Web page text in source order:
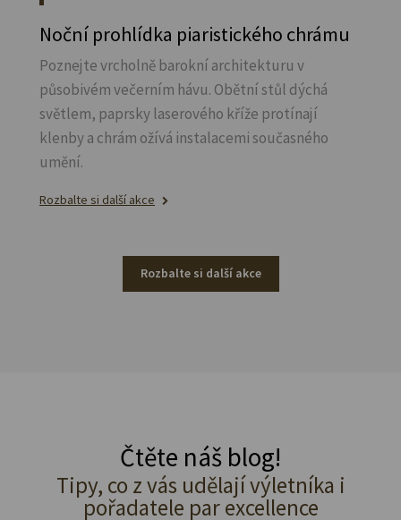
Noční prohlídka piaristického chrámu
Poznejte vrcholně barokní architekturu v
působivém večerním hávu. Obětní stůl dýchá
světlem, paprsky laserového kříže protínají
klenby a chrám ožívá instalacemi současného
umění.
Rozbalte si další akce
Rozbalte si další akce
Čtěte náš blog!
Tipy, co z vás udělají výletníka i
pořadatele par excellence